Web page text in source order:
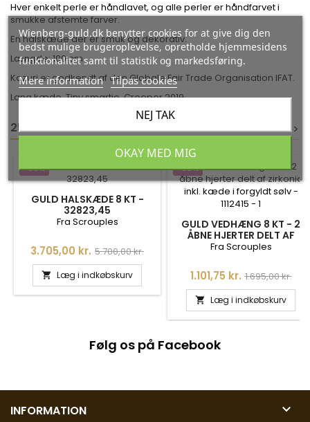
Hver enkelt perle er håndlavet, og alle perler er håndfarvet i
smukke afstemte farver.
En halskæde der er smuk og dekorativ.
Længde: 100 cm
Kazuri er godkendt af den Globale Fair Trade Organisation IFAT.
Lang kæde, Tiny smartie, Creeper 2019
25 ANDRE VARER I DEN SAMME KATEGORI: >>
<<
-35%
GULD HALSKÆDE 8 KT -
32823,45
Fra Scrouples
Pris
3.705,00 kr. Normalpris
5.700,00 kr.
 Læg i indkøbskurv
-35%
GULD VEDHÆNG 8 KT - 2
ÅBNE HJERTER DELT AF
ZIRKONIA INKL. KÆDE I
Fra Scrouples
Pris
1.101,75 kr. Normalpris
1.695,00 kr.
 Læg i indkøbskurv
Følg os på Facebook
INFORMATION 
Wienberg-guld.dk benytter cookies for at give dig den
bedst mulige brugeroplevelse, opretholde hjemmesidens
funktionalitet samt til statistik og markedsføring.
Mere information Tilpas cookies
NEJ TAK
OKAY MED MIG